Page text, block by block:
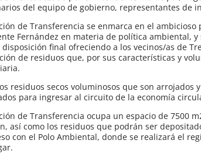
del equipo de gobierno, representantes de
de Transferencia se enmarca en el
Fernández en materia de política ambiental,
final ofreciendo a los vecinos/as de
de residuos que, por sus características y
residuos secos voluminosos que son
para ingresar al circuito de la economía
de Transferencia ocupa un espacio de 7500
así como los residuos que podrán ser
con el Polo Ambiental, donde se realizará el